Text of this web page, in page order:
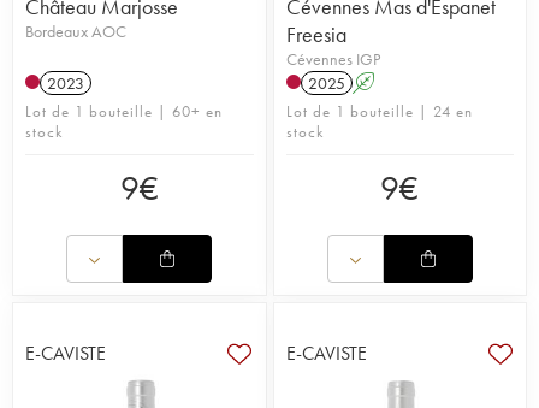
Château Marjosse
Bordeaux AOC
2023
Lot de 1 bouteille | 60+ en
stock
9€
Cévennes Mas d'Espanet
Freesia
Cévennes IGP
2025 A
Lot de 1 bouteille | 24 en
stock
9€
E-CAVISTE E-CAVISTE